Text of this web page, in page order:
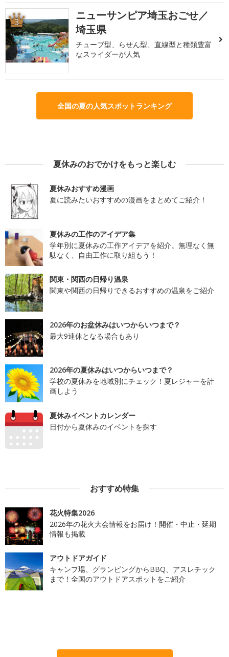
3
ニューサンピア埼玉おごせ／
埼玉県
チューブ型、らせん型、直線型と種類豊富
なスライダーが人気
全国の夏の人気スポットランキング
夏休みのおでかけをもっと楽しむ
夏休みおすすめ漫画
夏に読みたいおすすめの漫画をまとめてご紹介！
夏休みの工作のアイデア集
学年別に夏休みの工作アイデアを紹介。無理なく無
駄なく、自由工作に取り組もう！
関東・関西の日帰り温泉
関東や関西の日帰りできるおすすめの温泉をご紹介
2026年のお盆休みはいつからいつまで？
最大9連休となる場合もあり
2026年の夏休みはいつからいつまで？
学校の夏休みを地域別にチェック！夏レジャーを計
画しよう
夏休みイベントカレンダー
日付から夏休みのイベントを探す
おすすめ特集
花火特集2026
2026年の花火大会情報をお届け！開催・中止・延期
情報も掲載
アウトドアガイド
キャンプ場、グランピングからBBQ、アスレチック
まで！全国のアウトドアスポットをご紹介